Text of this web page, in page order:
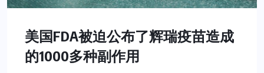
美国FDA被迫公布了辉瑞疫苗造成
的1000多种副作用